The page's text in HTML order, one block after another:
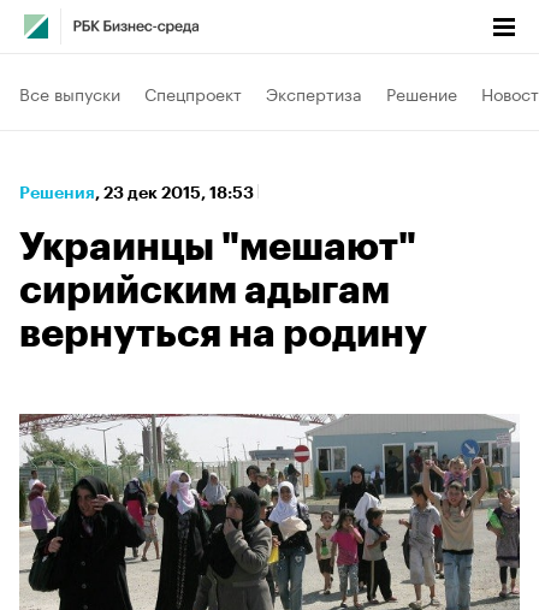
Все выпуски Спецпроект Экспертиза Решение
Решения⁠, 23 дек 2015, 18:53
Украинцы "мешают"
сирийским адыгам
вернуться на родину